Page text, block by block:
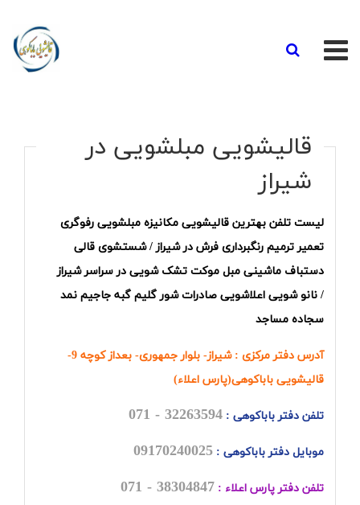
قالیشویی باباکوهی در شیراز
ارتباط با ما
قالیشویی و مبل شویی شیراز
مبل شویی سراسر شیراز
قالیشویی مبلشویی در
شیراز
لیست تلفن بهترین قالیشویی مکانیزه مبلشویی رفوگری
تعمیر ترمیم رنگبرداری فرش در شیراز /شستشوی قالی
دستباف ماشینی مبل موکت تشک شویی در سراسر شیراز
/ نانو شویی اعلاشویی صادرات شور گلیم گبه جاجیم نمد
سجاده مساجد
آدرس دفتر مرکزی : شیراز- بلوار جمهوری- بعداز کوچه 9-
قالیشویی باباکوهی(پارس اعلاء)
تلفن دفتر باباکوهی : 32263594 - 071
موبایل دفتر باباکوهی : 09170240025
تلفن دفتر پارس اعلاء : 38304847 - 071